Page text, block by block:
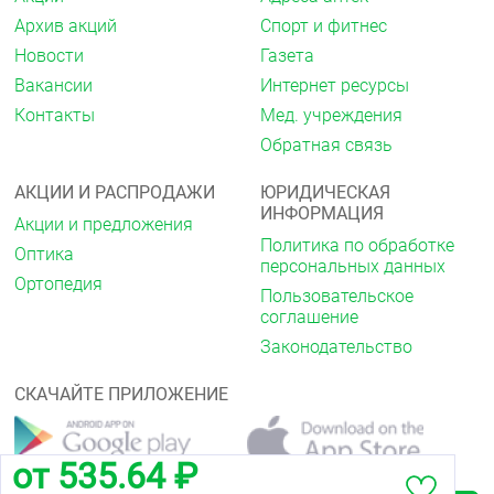
мл кипящей воды, перемешать, дать настояться 1-
2 минуты. Принимать 1-2 раза в день.
Противопоказания
Индивидуальная непереносимость компонентов.
20 г (пакет), 100 г (5 пакетов по 20 г), 400 г (банка).
Условия хранения
В сухом месте, защищенном от прямых солнечных
лучей, при температуре не выше 25 ºС.
от 535.64 ₽
Архив акций
Новости
Вакансии
Контакты
Спорт и фитнес
Газета
Интернет ресурсы
Мед. учреждения
Обратная связь
АКЦИИ И РАСПРОДАЖИ
Акции и предложения
Оптика
Ортопедия
ЮРИДИЧЕСКАЯ
ИНФОРМАЦИЯ
Политика по обработке
персональных данных
Пользовательское
соглашение
Законодательство
СКАЧАЙТЕ ПРИЛОЖЕНИЕ